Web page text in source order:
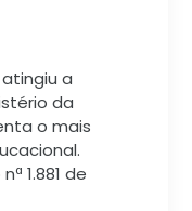
a
da
o mais
1.881 de